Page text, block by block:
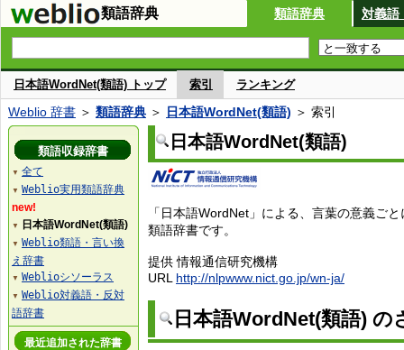
類語辞典 類語辞典 対義語
日本語WordNet(類語) トップ 索引 ランキング
Weblio 辞書 ＞ 類語辞典 ＞ 日本語WordNet(類語) ＞ 索引
日本語WordNet(類語)
「日本語WordNet」による、言葉の意義ご
類語辞書です。
提供 情報通信研究機構
URL http://nlpwww.nict.go.jp/wn-ja/
日本語WordNet(類語) の
類語収録辞書
▼ 全て
▼ Weblio実用類語辞典
new!
▼ 日本語WordNet(類語)
▼ Weblio類語・言い換
え辞書
▼ Weblioシソーラス
▼ Weblio対義語・反対
語辞書
最近追加された辞書